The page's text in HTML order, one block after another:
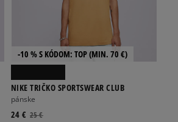
-10 % S KÓDOM: TOP (MIN. 70 €)
NIKE TRIČKO SPORTSWEAR CLUB
pánske
25 €
24 €